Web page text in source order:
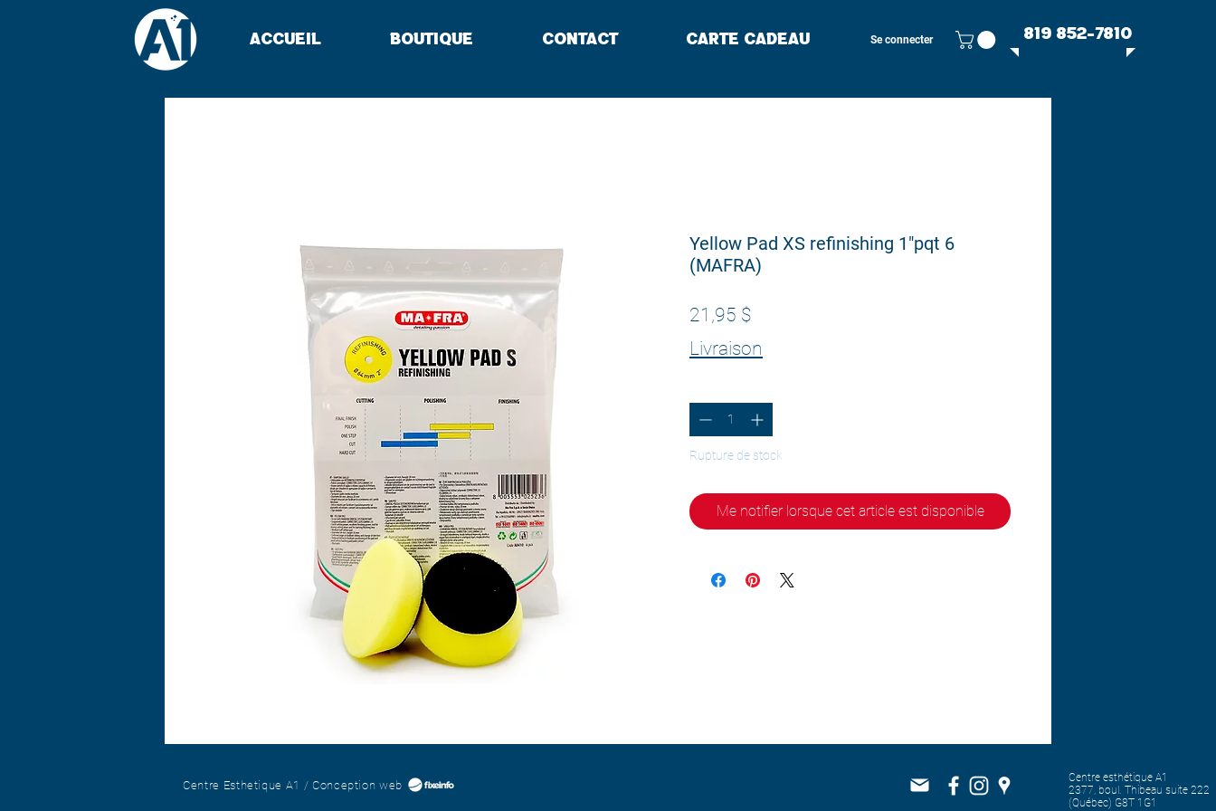
Accueil Boutique Contact Carte cadeau Se connecter 819 852-7810
Yellow Pad XS refinishing 1"pqt 6
(MAFRA)
21,95 $
Livraison
Rupture de stock
Me notifier lorsque cet article est disponible
Centre Esthetique A1 / Conception web
Centre esthétique A1
2377, boul. Thibeau suite 222
(Québec) G8T 1G1